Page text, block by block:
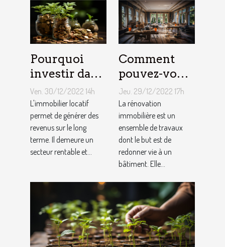
Pourquoi
investir dans
l'immobilier
?
Ven. 30/12/2022 14h
L'immobilier locatif
permet de générer des
revenus sur le long
terme. Il demeure un
secteur rentable et...
Comment
pouvez-vous
faire une
rénovation
immobilière
?
Jeu. 29/12/2022 17h
La rénovation
immobilière est un
ensemble de travaux
dont le but est de
redonner vie à un
bâtiment. Elle...